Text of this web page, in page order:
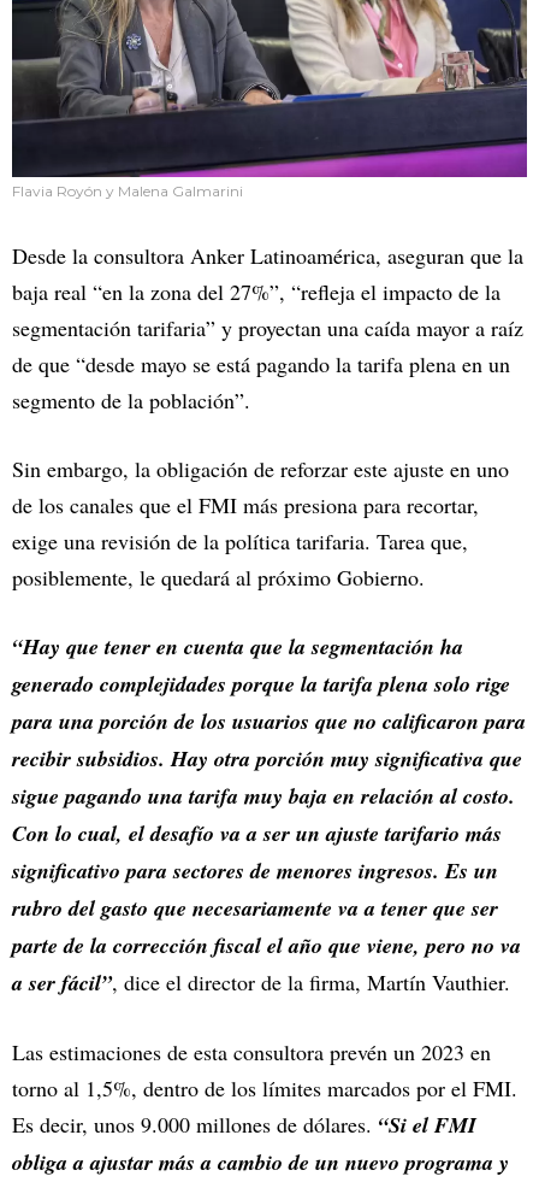
Flavia Royón y Malena Galmarini
Desde la consultora Anker Latinoamérica, aseguran que la
baja real “en la zona del 27%”, “refleja el impacto de la
segmentación tarifaria” y proyectan una caída mayor a raíz
de que “desde mayo se está pagando la tarifa plena en un
segmento de la población”.
Sin embargo, la obligación de reforzar este ajuste en uno
de los canales que el FMI más presiona para recortar,
exige una revisión de la política tarifaria. Tarea que,
posiblemente, le quedará al próximo Gobierno.
“Hay que tener en cuenta que la segmentación ha
generado complejidades porque la tarifa plena solo rige
para una porción de los usuarios que no calificaron para
recibir subsidios. Hay otra porción muy significativa que
sigue pagando una tarifa muy baja en relación al costo.
Con lo cual, el desafío va a ser un ajuste tarifario más
significativo para sectores de menores ingresos. Es un
rubro del gasto que necesariamente va a tener que ser
parte de la corrección fiscal el año que viene, pero no va
a ser fácil”, dice el director de la firma, Martín Vauthier.
Las estimaciones de esta consultora prevén un 2023 en
torno al 1,5%, dentro de los límites marcados por el FMI.
Es decir, unos 9.000 millones de dólares. “Si el FMI
obliga a ajustar más a cambio de un nuevo programa y